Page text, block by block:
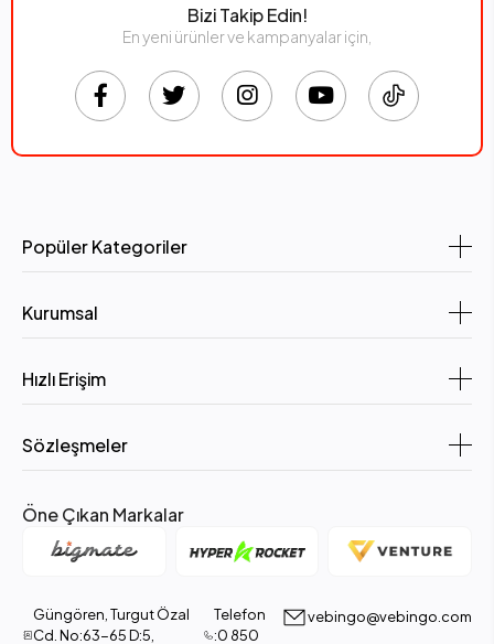
Bizi Takip Edin!
En yeni ürünler ve kampanyalar için,
Popüler Kategoriler
Kurumsal
Hızlı Erişim
Sözleşmeler
Öne Çıkan Markalar
Güngören, Turgut Özal
Cd. No:63-65 D:5,
Telefon
:0 850
vebingo@vebingo.com